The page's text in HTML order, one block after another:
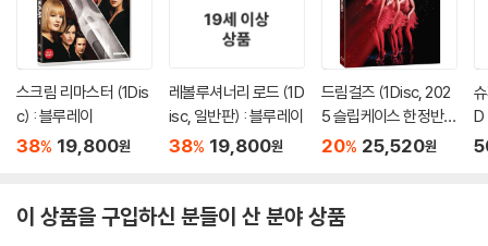
전 장삼풍과의 결투에서 진 후 절벽에 떨어져 죽은 줄 알았던 소림사 주방
장이 살고 있었다. 그는 소림사에 전설적으로 전해오는 비술 '구양신공'을
터득한 자로 이것이 무기의 현명신장을 해독 할 수 있는 유일한 방법이었
다. 마침내 무기는 그에게서 구양신공을 터득하여 속세로 나온다.
한편 명교와 무림 6개파간의 대혈전이 벌어지고, 이때 무기는 소조와 함께
명교의 교주 무덤이 있는 광명전의 어느 지하굴에서 성곤을 만난다. 그는 2
지하굴에 갖힌 무기는 그곳에서 명교 교주만이 알고 있다는 '건곤대나
스크림 리마스터 (1Dis
c) : 블루레이
38% 19,800원
레볼루셔너리 로드 (1D
isc, 일반판) : 블루레이
38% 19,800원
드림걸즈 (1Disc, 202
5 슬립케이스 한정반 B
D) : 블루레이
20% 25,520원
D
이 상품을 구입하신 분들이 산 분야 상품